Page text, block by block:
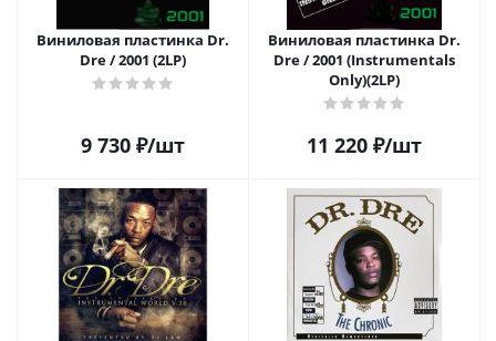
Виниловая пластинка Dr.
Dre / 2001 (2LP)
9 730 ₽/шт
Виниловая пластинка Dr.
Dre / 2001 (Instrumentals
Only)(2LP)
11 220 ₽/шт